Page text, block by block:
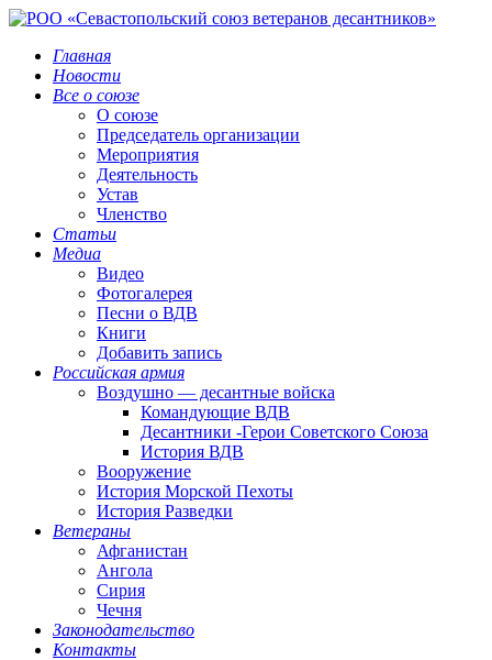
Главная
Новости
Все о союзе
О союзе
Председатель организации
Мероприятия
Деятельность
Устав
Членство
Статьи
Медиа
Видео
Фотогалерея
Песни о ВДВ
Книги
Добавить запись
Российская армия
Воздушно — десантные войска
Командующие ВДВ
Десантники -Герои Советского Союза
История ВДВ
Вооружение
История Морской Пехоты
История Разведки
Ветераны
Афганистан
Ангола
Сирия
Чечня
Законодательство
Контакты